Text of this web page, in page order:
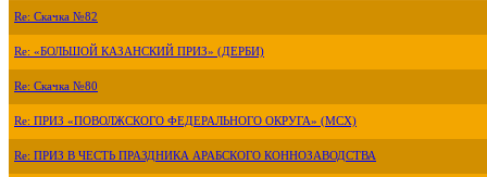
Re: Скачка №82
Re: «БОЛЬШОЙ КАЗАНСКИЙ ПРИЗ» (ДЕРБИ)
Re: Скачка №80
Re: ПРИЗ «ПОВОЛЖСКОГО ФЕДЕРАЛЬНОГО ОКРУГА» (МСХ)
Re: ПРИЗ В ЧЕСТЬ ПРАЗДНИКА АРАБСКОГО КОННОЗАВОДСТВА